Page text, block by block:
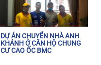
DỰ ÁN CHUYỂN NHÀ ANH
KHÁNH Ở CĂN HỘ CHUNG
CƯ CAO ỐC BMC